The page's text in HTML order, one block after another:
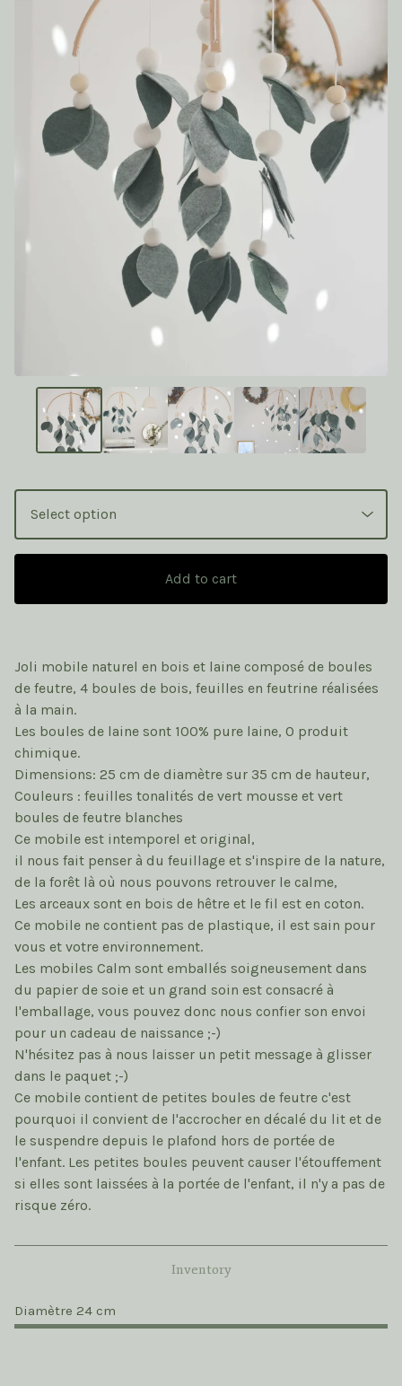
Add to cart
Joli mobile naturel en bois et laine composé de boules
de feutre, 4 boules de bois, feuilles en feutrine réalisées
à la main.
Les boules de laine sont 100% pure laine, 0 produit
chimique.
Dimensions: 25 cm de diamètre sur 35 cm de hauteur,
Couleurs : feuilles tonalités de vert mousse et vert
boules de feutre blanches
Ce mobile est intemporel et original,
il nous fait penser à du feuillage et s'inspire de la nature,
de la forêt là où nous pouvons retrouver le calme,
Les arceaux sont en bois de hêtre et le fil est en coton.
Ce mobile ne contient pas de plastique, il est sain pour
vous et votre environnement.
Les mobiles Calm sont emballés soigneusement dans
du papier de soie et un grand soin est consacré à
l'emballage, vous pouvez donc nous confier son envoi
pour un cadeau de naissance ;-)
N'hésitez pas à nous laisser un petit message à glisser
dans le paquet ;-)
Ce mobile contient de petites boules de feutre c'est
pourquoi il convient de l'accrocher en décalé du lit et de
le suspendre depuis le plafond hors de portée de
l'enfant. Les petites boules peuvent causer l'étouffement
si elles sont laissées à la portée de l'enfant, il n'y a pas de
risque zéro.
Inventory
Diamètre 24 cm